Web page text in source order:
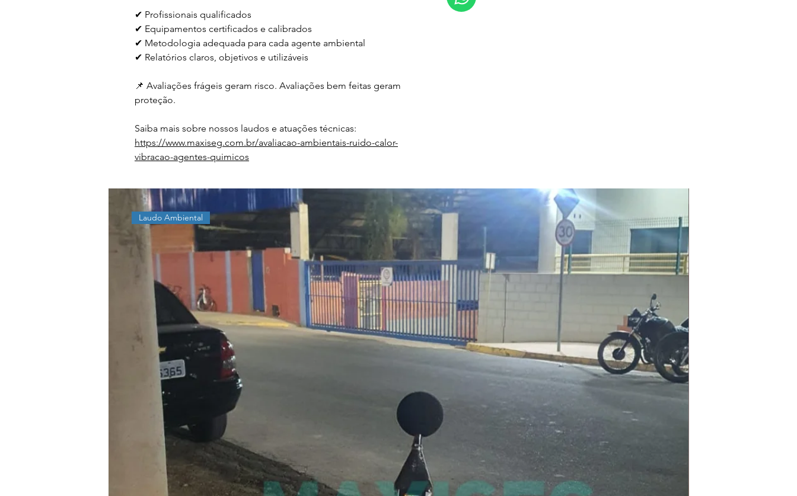
✔ Profissionais qualificados
✔ Equipamentos certificados e calibrados
✔ Metodologia adequada para cada agente ambiental
✔ Relatórios claros, objetivos e utilizáveis
📌 Avaliações frágeis geram risco. Avaliações bem feitas geram
proteção.
Saiba mais sobre nossos laudos e atuações técnicas:
https://www.maxiseg.com.br/avaliacao-ambientais-ruido-calor-
vibracao-agentes-quimicos
Laudo Ambiental